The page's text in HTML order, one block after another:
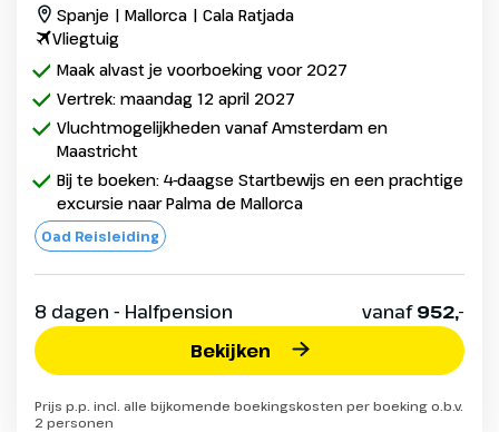
Spanje | Mallorca | Cala Ratjada
Vliegtuig
Maak alvast je voorboeking voor 2027
Vertrek: maandag 12 april 2027
Vluchtmogelijkheden vanaf Amsterdam en
Maastricht
Bij te boeken: 4-daagse Startbewijs en een prachtige
excursie naar Palma de Mallorca
Oad Reisleiding
8 dagen - Halfpension vanaf952,-
Bekijken
Prijs p.p. incl. alle bijkomende boekingskosten per boeking o.b.v.
2 personen